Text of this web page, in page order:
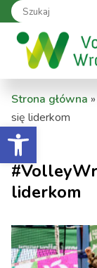
Otwórz pasek narzędzi
Strona główna »
się liderkom
liderkom